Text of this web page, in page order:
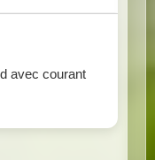
avec courant